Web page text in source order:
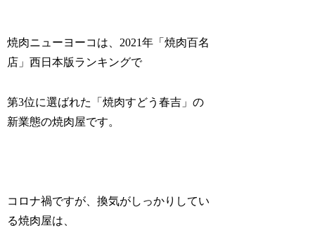
焼肉ニューヨーコは、2021年「焼肉百名
店」西日本版ランキングで
第3位に選ばれた「焼肉すどう春吉」の
新業態の焼肉屋です。
コロナ禍ですが、換気がしっかりしてい
る焼肉屋は、